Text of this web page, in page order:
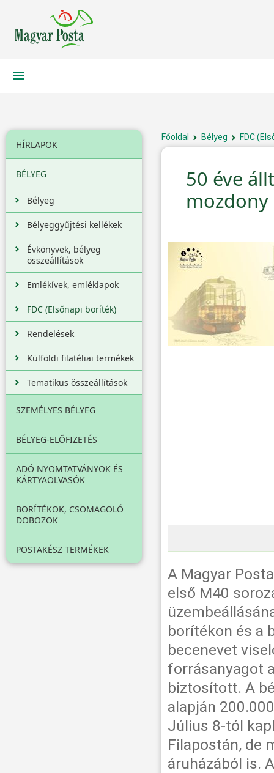
HÍRLAPOK
BÉLYEG
Bélyeg
Bélyeggyűjtési kellékek
Évkönyvek, bélyeg
összeállítások
Emlékívek, emléklapok
FDC (Elsőnapi boríték)
Rendelések
Külföldi filatéliai termékek
Tematikus összeállítások
SZEMÉLYES BÉLYEG
BÉLYEG-ELŐFIZETÉS
ADÓ NYOMTATVÁNYOK ÉS
KÁRTYAOLVASÓK
BORÍTÉKOK, CSOMAGOLÓ
DOBOZOK
POSTAKÉSZ TERMÉKEK
Főoldal Bélyeg FDC
50 éve
mozdony
A Magyar
első M40
borítékon és a
becenevet
forrásanyagot
biztosított. A
alapján
Július 8-tól
Filapostán, de
áruházából is.